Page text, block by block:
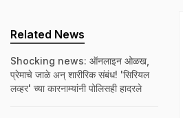
Related News
Shocking news: ऑनलाइन ओळख,
प्रेमाचे जाळे अन् शारीरिक संबंध! 'सिरियल
लव्हर' च्या कारनाम्यांनी पोलिसही हादरले